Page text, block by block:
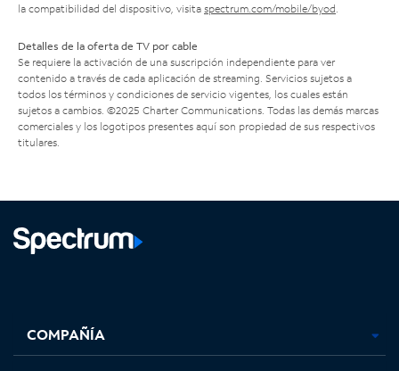
la compatibilidad del dispositivo, visita spectrum.com/mobile/byod
Detalles de la oferta de TV por cable
Se requiere la activación de una suscripción independiente para ver
contenido a través de cada aplicación de streaming. Servicios sujetos a
todos los términos y condiciones de servicio vigentes, los cuales están
sujetos a cambios. ©2025 Charter Communications. Todas las demás marcas
comerciales y los logotipos presentes aquí son propiedad de sus respectivos
titulares.
abre
en
abre
en
abre
en
en
COMPAÑÍA